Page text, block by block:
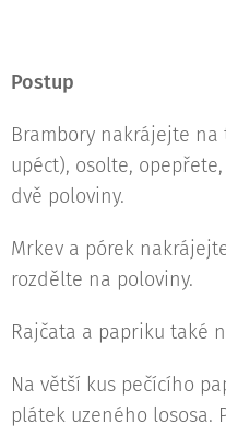
Postup
Brambory nakrájejte
upéct), osolte,
dvě poloviny.
Mrkev a pórek
rozdělte na poloviny.
Rajčata a papriku také
Na větší kus pečícího
plátek uzeného lososa.